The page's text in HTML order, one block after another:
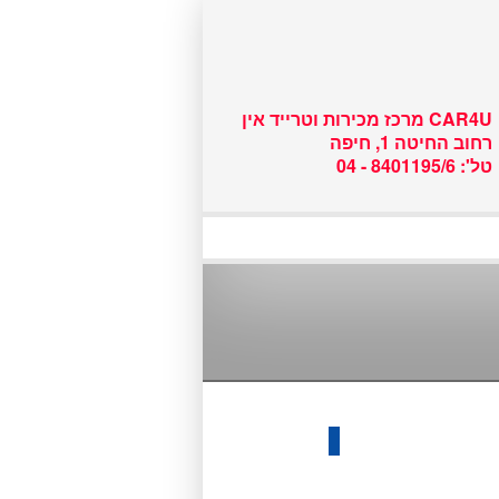
CAR4U מרכז מכירות וטרייד אין
רחוב החיטה 1, חיפה
טל': 8401195/6 - 04